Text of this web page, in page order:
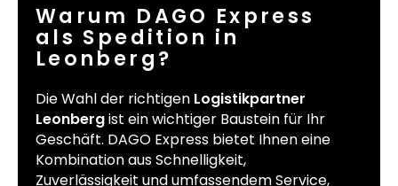
Warum DAGO Express
als Spedition in
Leonberg?
Die Wahl der richtigen Logistikpartner
Leonbergist ein wichtiger Baustein für Ihr
Geschäft. DAGO Express bietet Ihnen eine
Kombination aus Schnelligkeit,
Zuverlässigkeit und umfassendem Service,